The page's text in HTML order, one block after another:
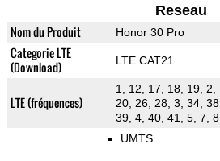
Reseau
Nom du Produit Honor 30 Pro
Categorie LTE
(Download)
LTE CAT21
LTE (fréquences)
1, 12, 17, 18, 19, 2,
20, 26, 28, 3, 34, 38,
39, 4, 40, 41, 5, 7, 8
UMTS